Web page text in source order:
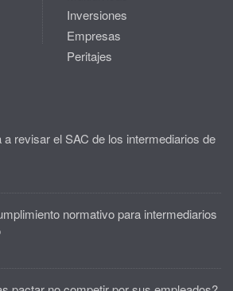
Inversiones
Empresas
Peritajes
a revisar el SAC de los intermediarios de
normativo para intermediarios